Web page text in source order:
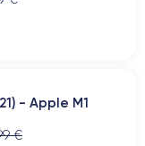
- Apple M1
€